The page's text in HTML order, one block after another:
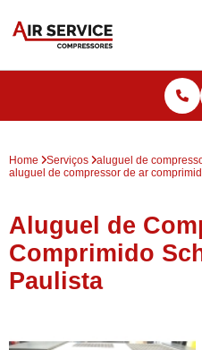
Home Serviços aluguel de
aluguel de compressor de ar
Aluguel de
Comprimido
Paulista